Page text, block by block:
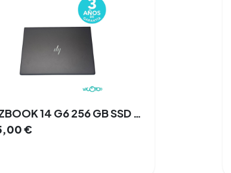
HP ZBOOK 14 G6 256 GB SSD 16 GB Intel I5 8va Gen. Windows 11 14 '' 66%
€